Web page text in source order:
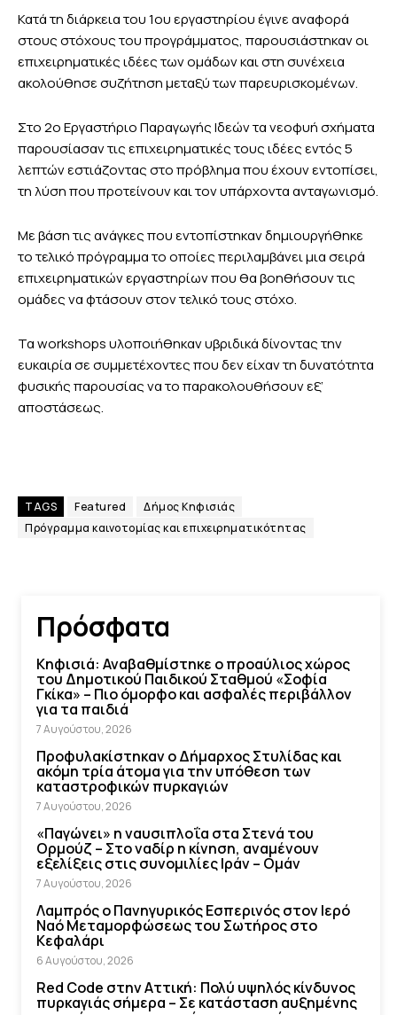
Κατά τη διάρκεια του 1ου εργαστηρίου έγινε αναφορά
στους στόχους του προγράμματος, παρουσιάστηκαν οι
επιχειρηματικές ιδέες των ομάδων και στη συνέχεια
ακολούθησε συζήτηση μεταξύ των παρευρισκομένων.
Στο 2ο Εργαστήριο Παραγωγής Ιδεών τα νεοφυή σχήματα
παρουσίασαν τις επιχειρηματικές τους ιδέες εντός 5
λεπτών εστιάζοντας στο πρόβλημα που έχουν εντοπίσει,
τη λύση που προτείνουν και τον υπάρχοντα ανταγωνισμό.
Με βάση τις ανάγκες που εντοπίστηκαν δημιουργήθηκε
το τελικό πρόγραμμα το οποίες περιλαμβάνει μια σειρά
επιχειρηματικών εργαστηρίων που θα βοηθήσουν τις
ομάδες να φτάσουν στον τελικό τους στόχο.
Τα workshops υλοποιήθηκαν υβριδικά δίνοντας την
ευκαιρία σε συμμετέχοντες που δεν είχαν τη δυνατότητα
φυσικής παρουσίας να το παρακολουθήσουν εξ’
αποστάσεως.
TAGS Featured
Δήμος Κηφισιάς
Πρόγραμμα καινοτομίας και επιχειρηματικότητας
Πρόσφατα
Κηφισιά: Αναβαθμίστηκε ο προαύλιος χώρος
του Δημοτικού Παιδικού Σταθμού «Σοφία
Γκίκα» – Πιο όμορφο και ασφαλές περιβάλλον
για τα παιδιά
7 Αυγούστου, 2026
Προφυλακίστηκαν ο Δήμαρχος Στυλίδας και
ακόμη τρία άτομα για την υπόθεση των
καταστροφικών πυρκαγιών
7 Αυγούστου, 2026
«Παγώνει» η ναυσιπλοΐα στα Στενά του
Ορμούζ – Στο ναδίρ η κίνηση, αναμένουν
εξελίξεις στις συνομιλίες Ιράν – Ομάν
7 Αυγούστου, 2026
Λαμπρός ο Πανηγυρικός Εσπερινός στον Ιερό
Ναό Μεταμορφώσεως του Σωτήρος στο
Κεφαλάρι
6 Αυγούστου, 2026
Red Code στην Αττική: Πολύ υψηλός κίνδυνος
πυρκαγιάς σήμερα – Σε κατάσταση αυξημένης